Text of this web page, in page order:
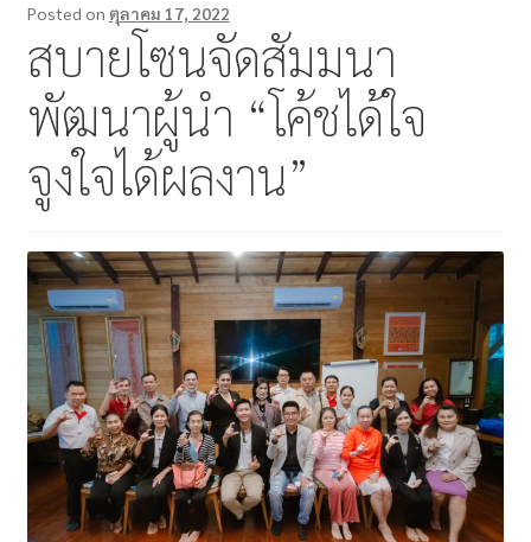
การตลาด
บัญชีของฉัน
แจ้งชำระเงิน
Posted on ตุลาคม 17, 2022
สบายโซนจัดสัมมนา
พัฒนาผู้นำ “โค้ชได้ใจ
จูงใจได้ผลงาน”